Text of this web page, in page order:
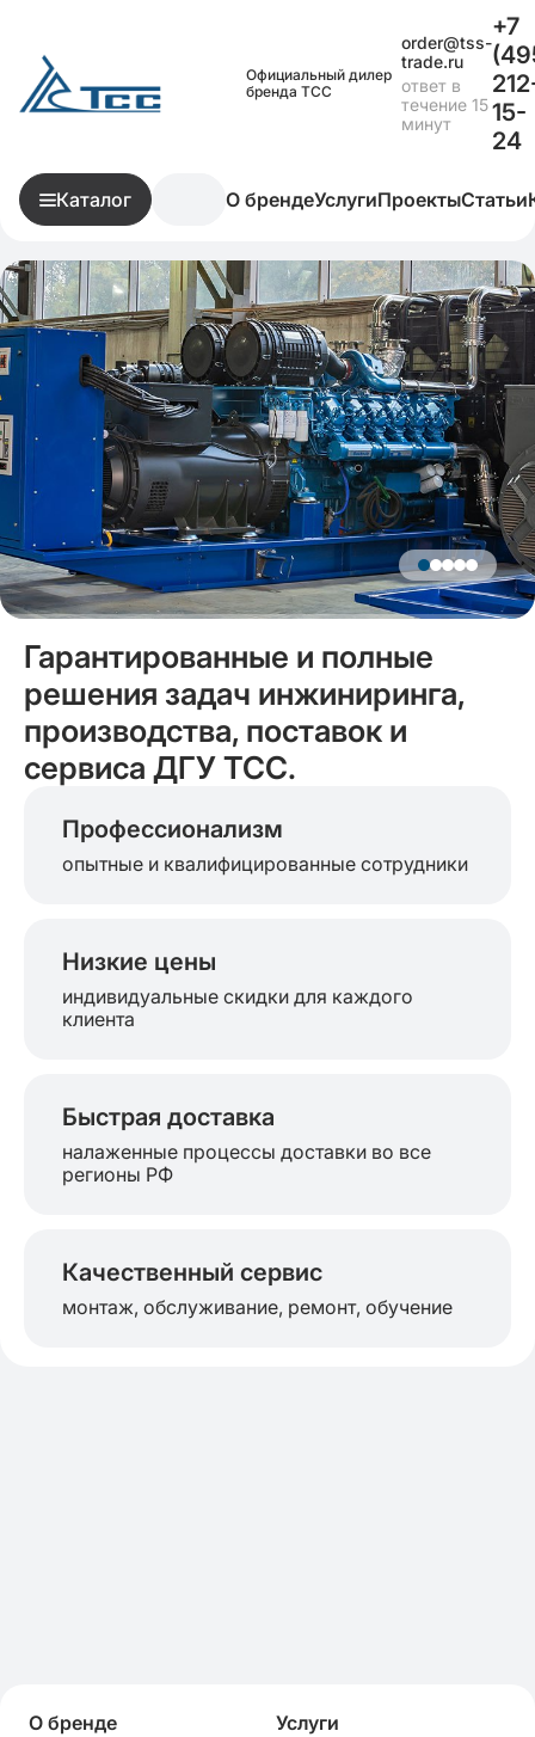
Официальный дилер
бренда ТСС
order@tss-
trade.ru
ответ в
течение 15
минут
+7
15-
24
Каталог О брендеУслугиПроектыСтатьи
Гарантированные и полные
решения задач инжиниринга,
производства, поставок и
сервиса ДГУ ТСС.
Профессионализм
опытные и квалифицированные сотрудники
Низкие цены
индивидуальные скидки для каждого
клиента
Быстрая доставка
налаженные процессы доставки во все
регионы РФ
Качественный сервис
монтаж, обслуживание, ремонт, обучение
О бренде
Услуги